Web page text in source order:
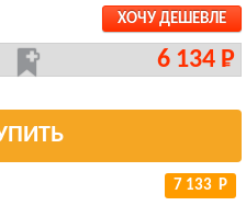
ХОЧУ ДЕШЕВЛЕ
6 134 Р
7 133 Р